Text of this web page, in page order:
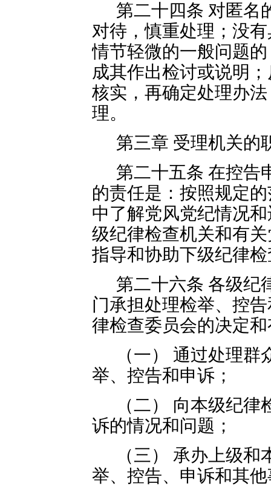
第二十四条 对匿名
对待，慎重处理；没
情节轻微的一般问题
成其作出检讨或说明
核实，再确定处理办
理。
第三章 受理机关的
第二十五条 在控告
的责任是：按照规定
中了解党风党纪情况
级纪律检查机关和有
指导和协助下级纪律
第二十六条 各级纪
门承担处理检举、控
律检查委员会的决定
（一） 通过处理
举、控告和申诉；
（二） 向本级纪
诉的情况和问题；
（三） 承办上级
举、控告、申诉和其